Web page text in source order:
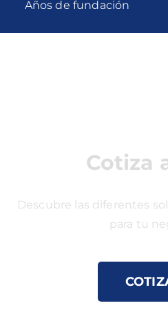
Años de fundación
Cotiza
Descubre las diferentes
para tu